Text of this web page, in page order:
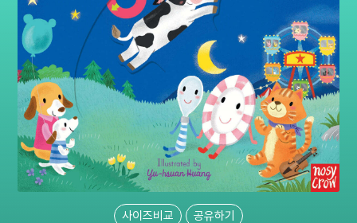
사이즈비교 공유하기